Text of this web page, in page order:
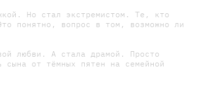
Но стал экстремистом. Те, кто
понятно, вопрос в том, возможно ли
любви. А стала драмой. Просто
от тёмных пятен на семейной